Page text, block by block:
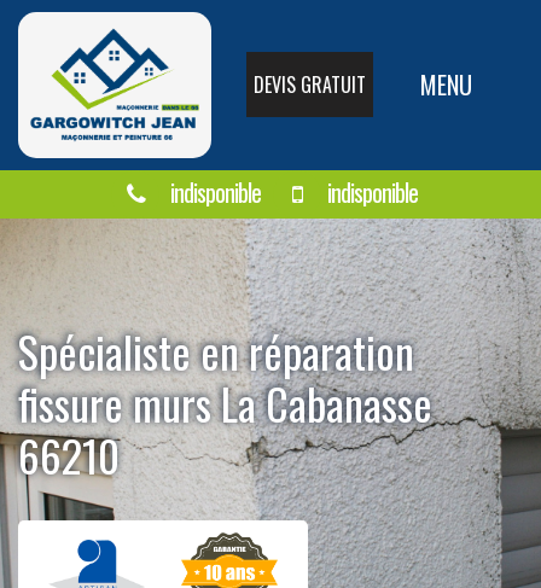
DEVIS GRATUIT MENU
indisponible indisponible
Spécialiste en réparation
fissure murs La Cabanasse
66210